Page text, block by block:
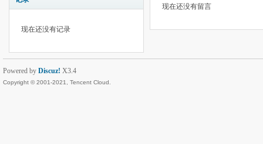
现在还没有记录
现在还没有留言
Powered by Discuz! X3.4
Copyright © 2001-2021, Tencent Cloud.